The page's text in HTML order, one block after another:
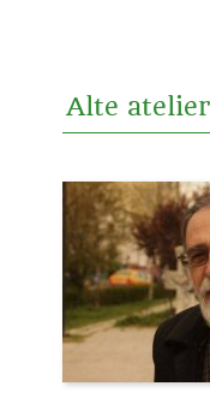
Alte